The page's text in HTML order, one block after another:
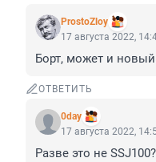
ProstoZloy
17 августа 2022,
Борт, может и
ОТВЕТИТЬ
0day
17 августа 2022,
Разве это не